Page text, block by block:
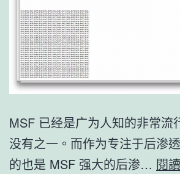
MSF 已经是广为人知的非常流
没有之一。而作为专注于后渗
的也是 MSF 强大的后渗… 閱